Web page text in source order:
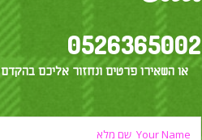
0526365002
או השאירו פרטים ונחזור אליכם בהקדם